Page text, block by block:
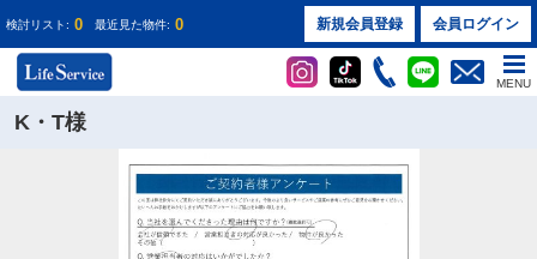
検討リスト: 0 最近見た物件: 0 新規会員登録 会員ログイン
MENU
K・T様